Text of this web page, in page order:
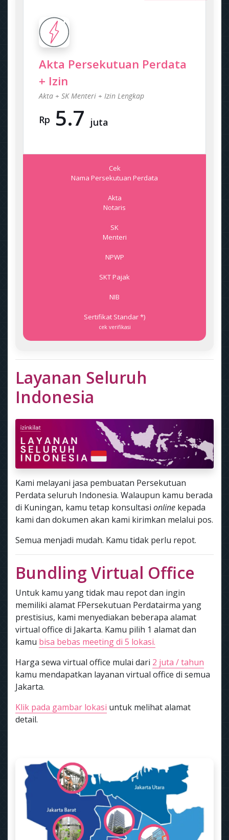
Akta Persekutuan Perdata
+ Izin
Akta + SK Menteri + Izin Lengkap
Rp 5.7 juta
Cek
Nama Persekutuan Perdata
Akta
Notaris
SK
Menteri
NPWP
SKT Pajak
NIB
Sertifikat Standar *)
cek verifikasi
Layanan Seluruh
Indonesia
Kami melayani jasa pembuatan Persekutuan
Perdata seluruh Indonesia. Walaupun kamu berada
di Kuningan, kamu tetap konsultasi online kepada
kami dan dokumen akan kami kirimkan melalui pos.
Semua menjadi mudah. Kamu tidak perlu repot.
Bundling Virtual Office
Untuk kamu yang tidak mau repot dan ingin
memiliki alamat FPersekutuan Perdatairma yang
prestisius, kami menyediakan beberapa alamat
virtual office di Jakarta. Kamu pilih 1 alamat dan
kamu bisa bebas meeting di 5 lokasi.
Harga sewa virtual office mulai dari 2 juta / tahun
kamu mendapatkan layanan virtual office di semua
Jakarta.
Klik pada gambar lokasi untuk melihat alamat
detail.